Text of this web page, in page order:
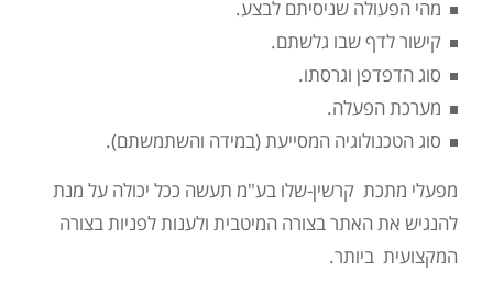
מהי הפעולה שניסיתם לבצע.
קישור לדף שבו גלשתם.
סוג הדפדפן וגרסתו.
מערכת הפעלה.
סוג הטכנולוגיה המסייעת (במידה והשתמשתם).
מפעלי מתכת קרשין-שלו בע"מ תעשה ככל יכולה על מנת
להנגיש את האתר בצורה המיטבית ולענות לפניות בצורה
המקצועית ביותר.